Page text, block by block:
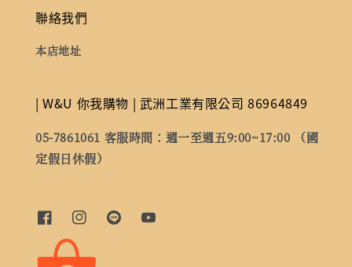
聯絡我們
本店地址
| W&U 你我購物 | 武洲工業有限公司 86964849
05-7861061 客服時間：週一至週五9:00~17:00 （國
定假日休假）